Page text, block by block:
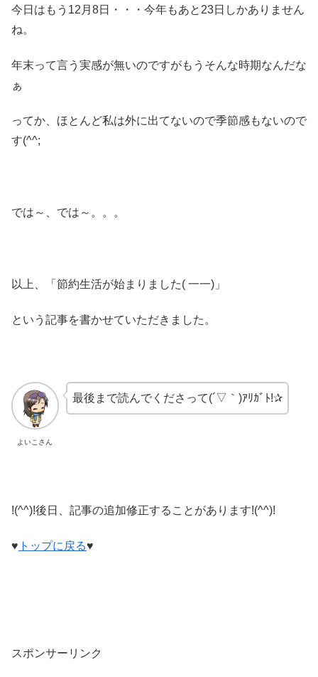
今日はもう12月8日・・・今年もあと23日しかありません
ね。
年末って言う実感が無いのですがもうそんな時期なんだな
ぁ
ってか、ほとんど私は外に出てないので季節感もないので
す(^^;
では～、では～。。。
以上、「節約生活が始まりました( 一一)」
という記事を書かせていただきました。
よいこさん
最後まで読んでくださって(´▽｀)ｱﾘｶﾞﾄ!✰
!(^^)!後日、記事の追加修正することがあります!(^^)!
♥ トップに戻る♥
スポンサーリンク